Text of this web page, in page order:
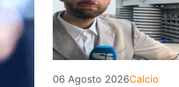
06 Agosto 2026Categorie
Calcio